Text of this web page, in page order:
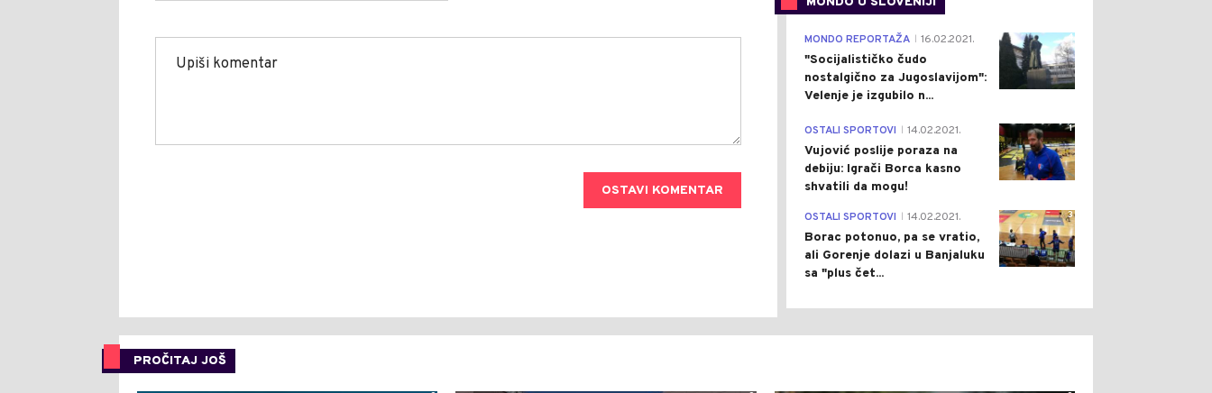
OSTAVI KOMENTAR
4
MONDO REPORTAŽA 16.02.2021.
"Socijalističko čudo
nostalgično za Jugoslavijom":
Velenje je izgubilo n...
1
OSTALI SPORTOVI 14.02.2021.
Vujović poslije poraza na
debiju: Igrači Borca kasno
shvatili da mogu!
3
OSTALI SPORTOVI 14.02.2021.
Borac potonuo, pa se vratio,
ali Gorenje dolazi u Banjaluku
sa "plus čet...
PROČITAJ JOŠ